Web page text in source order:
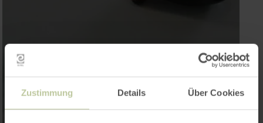
Zustimmung Details Über Cookies